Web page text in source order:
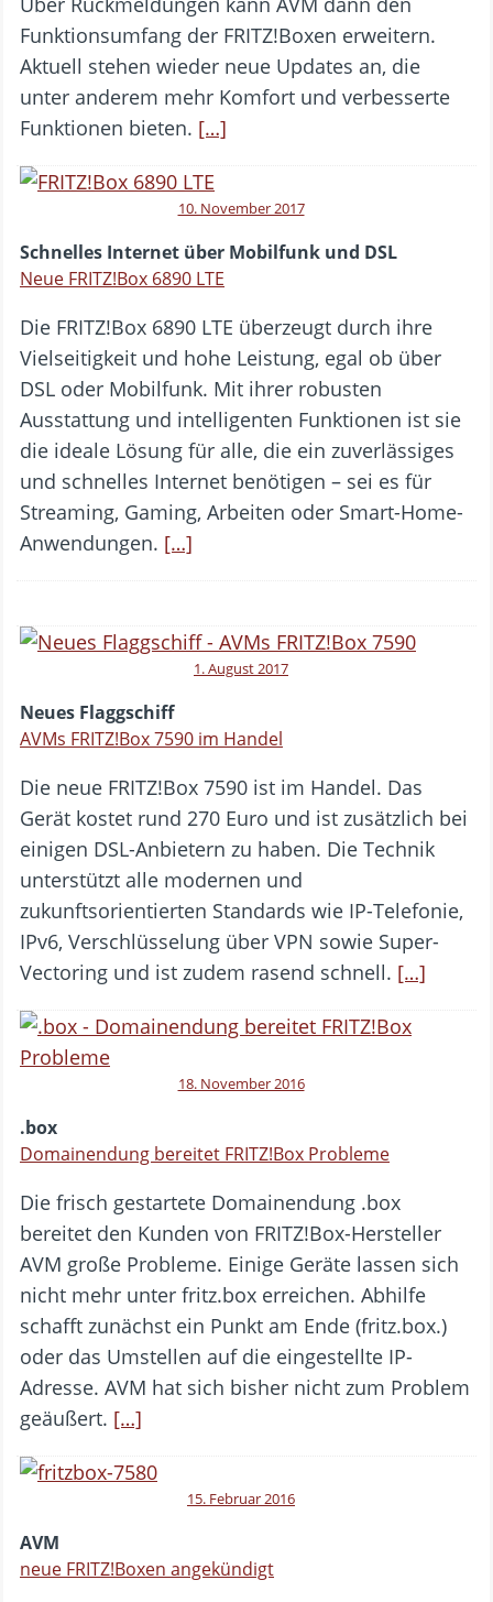
Funktionsumfang der FRITZ!Boxen erweitern.
Aktuell stehen wieder neue Updates an, die
unter anderem mehr Komfort und verbesserte
Funktionen bieten. […]
10. November 2017
Schnelles Internet über Mobilfunk und DSL
Neue FRITZ!Box 6890 LTE
Die FRITZ!Box 6890 LTE überzeugt durch ihre
Vielseitigkeit und hohe Leistung, egal ob über
DSL oder Mobilfunk. Mit ihrer robusten
Ausstattung und intelligenten Funktionen ist sie
die ideale Lösung für alle, die ein zuverlässiges
und schnelles Internet benötigen – sei es für
Streaming, Gaming, Arbeiten oder Smart-Home-
Anwendungen. […]
1. August 2017
Neues Flaggschiff
AVMs FRITZ!Box 7590 im Handel
Die neue FRITZ!Box 7590 ist im Handel. Das
Gerät kostet rund 270 Euro und ist zusätzlich bei
einigen DSL-Anbietern zu haben. Die Technik
unterstützt alle modernen und
zukunftsorientierten Standards wie IP-Telefonie,
IPv6, Verschlüsselung über VPN sowie Super-
Vectoring und ist zudem rasend schnell. […]
18. November 2016
.box
Domainendung bereitet FRITZ!Box Probleme
Die frisch gestartete Domainendung .box
bereitet den Kunden von FRITZ!Box-Hersteller
AVM große Probleme. Einige Geräte lassen sich
nicht mehr unter fritz.box erreichen. Abhilfe
schafft zunächst ein Punkt am Ende (fritz.box.)
oder das Umstellen auf die eingestellte IP-
Adresse. AVM hat sich bisher nicht zum Problem
geäußert. […]
15. Februar 2016
AVM
neue FRITZ!Boxen angekündigt